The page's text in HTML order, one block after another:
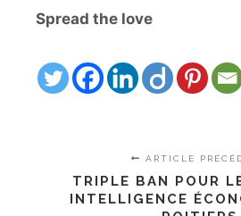
Spread the love
ARTICLE
TRIPLE BAN POUR
INTELLIGENCE